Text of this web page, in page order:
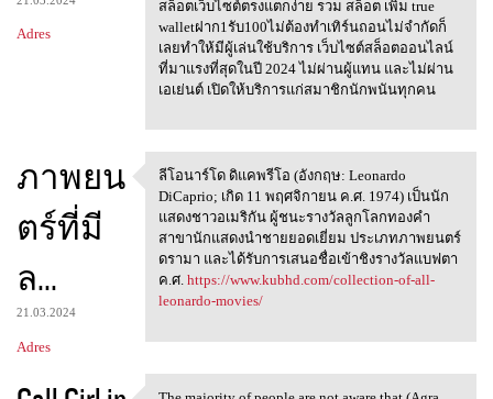
Adres
สล็อตเว็บไซต์ตรงแตกง่าย รวม สล็อต เพิ่ม true
walletฝาก1รับ100ไม่ต้องทำเทิร์นถอนไม่จำกัดก็
เลยทำให้มีผู้เล่นใช้บริการ เว็บไซต์สล็อตออนไลน์
ที่มาแรงที่สุดในปี 2024 ไม่ผ่านผู้แทน และไม่ผ่าน
เอเย่นต์ เปิดให้บริการแก่สมาชิกนักพนันทุกคน
ภาพยน
ตร์ที่มี
ล...
21.03.2024
Adres
ลีโอนาร์โด ดิแคพรีโอ (อังกฤษ:
ลีโอนาร์โด ดิแคพรีโอ (อังกฤษ: Leonardo
DiCaprio; เกิด 11 พฤศจิกายน ค.ศ. 1974) เป็นนัก
แสดงชาวอเมริกัน ผู้ชนะรางวัลลูกโลกทองคำ
สาขานักแสดงนำชายยอดเยี่ยม ประเภทภาพยนตร์
ดรามา และได้รับการเสนอชื่อเข้าชิงรางวัลแบฟตา
ค.ศ. https://www.kubhd.com/collection-of-all-
leonardo-movies/